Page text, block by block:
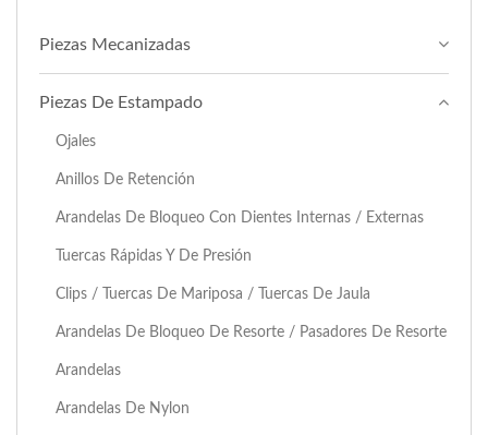
Piezas Mecanizadas
Piezas De Estampado
Ojales
Anillos De Retención
Arandelas De Bloqueo Con Dientes Internas / Externas
Tuercas Rápidas Y De Presión
Clips / Tuercas De Mariposa / Tuercas De Jaula
Arandelas De Bloqueo De Resorte / Pasadores De Resorte
Arandelas
Arandelas De Nylon